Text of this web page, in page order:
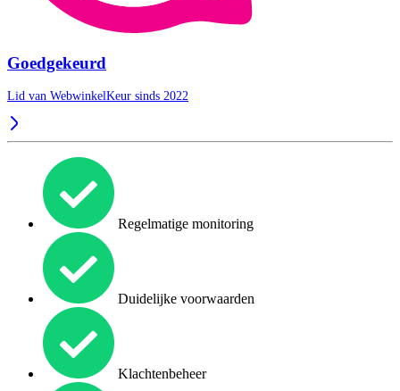
Goedgekeurd
Lid van WebwinkelKeur sinds 2022
Regelmatige monitoring
Duidelijke voorwaarden
Klachtenbeheer